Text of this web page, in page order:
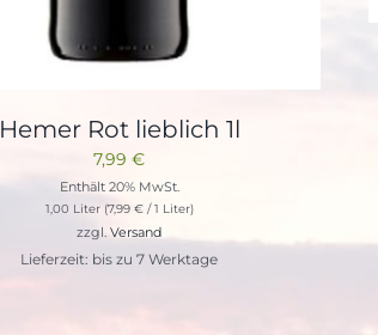
Hemer Rot lieblich 1l
7,99€
Enthält 20% MwSt.
1,00 Liter (7,99 €/ 1 Liter)
zzgl.Versand
Lieferzeit: bis zu 7 Werktage